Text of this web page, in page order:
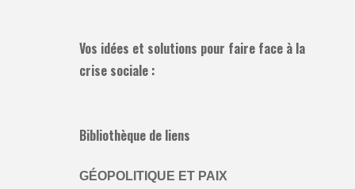
Vos idées et solutions pour faire face à la
crise sociale :
Bibliothèque de liens
GÉOPOLITIQUE ET PAIX